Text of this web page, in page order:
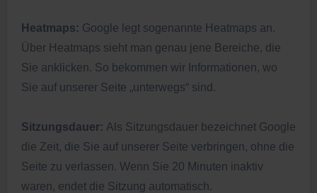
Heatmaps: Google legt sogenannte Heatmaps an.
Über Heatmaps sieht man genau jene Bereiche, die
Sie anklicken. So bekommen wir Informationen, wo
Sie auf unserer Seite „unterwegs“ sind.
Sitzungsdauer: Als Sitzungsdauer bezeichnet Google
die Zeit, die Sie auf unserer Seite verbringen, ohne die
Seite zu verlassen. Wenn Sie 20 Minuten inaktiv
waren, endet die Sitzung automatisch.